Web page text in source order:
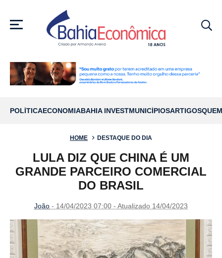
MENU
POLÍTICAECONOMIABAHIA INVESTMUNICÍPIOSARTIGOS
HOME DESTAQUE DO DIA
LULA DIZ QUE CHINA É UM
GRANDE PARCEIRO COMERCIAL
DO BRASIL
João - 14/04/2023 07:00 - Atualizado 14/04/2023